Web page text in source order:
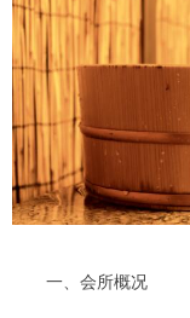
一、会所概况